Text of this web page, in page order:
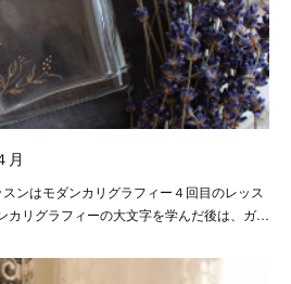
月
ンはモダンカリグラフィー４回目のレッス
カリグラフィーの大文字を学んだ後は、ガ…